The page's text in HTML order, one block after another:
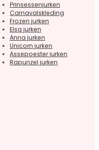
Prinsessenjurken
Carnavalskleding
Frozen jurken
Elsa jurken
Anna jurken
Unicorn jurken
Assepoester jurken
Rapunzel jurken